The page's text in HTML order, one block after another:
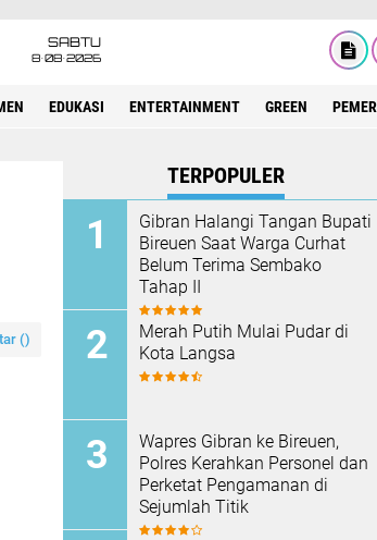
SABTU
8•08•2026
EDUKASI ENTERTAINMENT GREEN
()
TERPOPULER
Gibran Halangi Tangan Bupati
Bireuen Saat Warga Curhat
Belum Terima Sembako
Tahap II
Merah Putih Mulai Pudar di
Kota Langsa
Wapres Gibran ke Bireuen,
Polres Kerahkan Personel dan
Perketat Pengamanan di
Sejumlah Titik